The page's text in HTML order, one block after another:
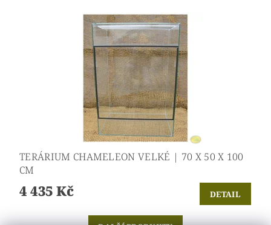
TERÁRIUM CHAMELEON VELKÉ | 70 X 50 X 100
CM
4 435 Kč DETAIL